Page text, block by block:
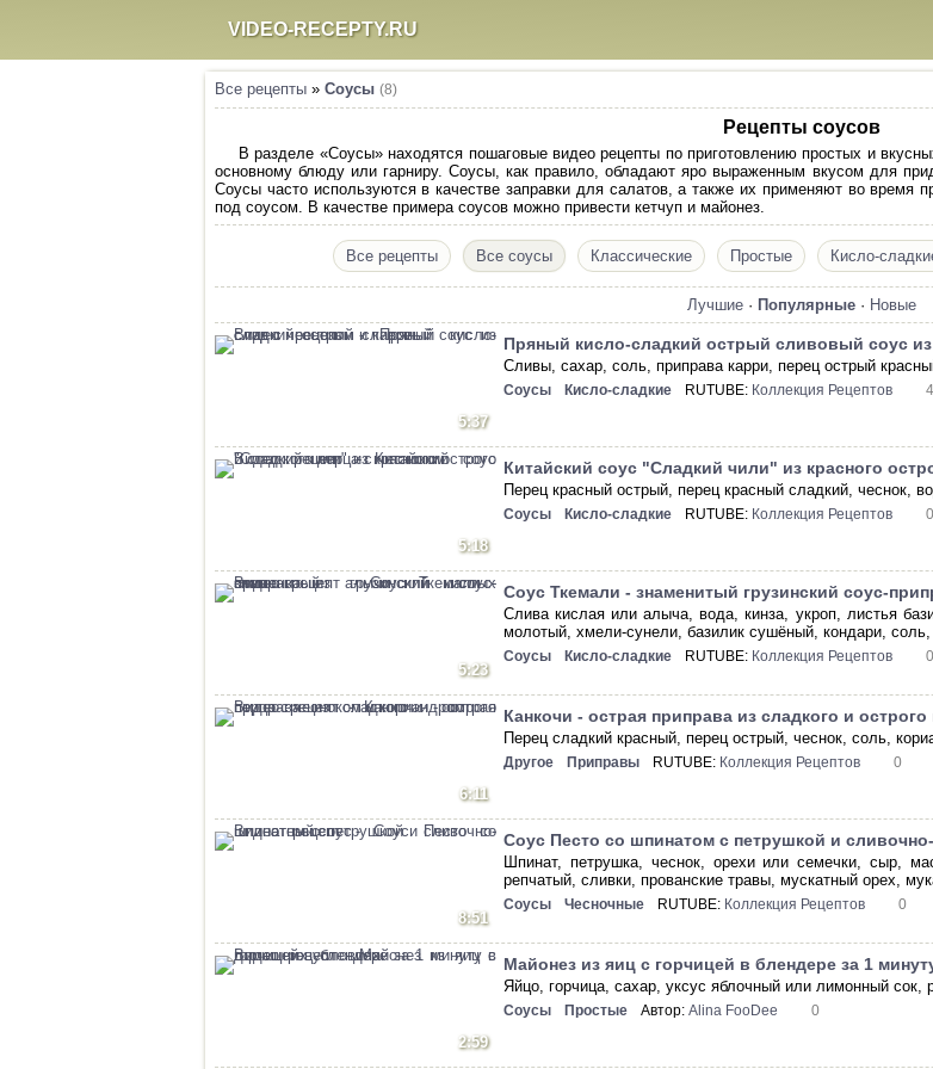
VIDEO-RECEPTY.RU
Все рецепты » Соусы (8)
Рецепты соусов
В разделе «Соусы» находятся пошаговые видео рецепты по приготовлению простых и
основному блюду или гарниру. Соусы, как правило, обладают яро выраженным вкусом для
Соусы часто используются в качестве заправки для салатов, а также их применяют во время
под соусом. В качестве примера соусов можно привести кетчуп и майонез.
Все рецепты Все соусы Классические Простые Кисло-
Лучшие · Популярные · Новые
5:37
Пряный кисло-сладкий острый сливовый соус
Сливы, сахар, соль, приправа карри, перец острый
Соусы Кисло-сладкие RUTUBE: Коллекция Рецептов 4
5:18
Китайский соус "Сладкий чили" из красного
Перец красный острый, перец красный сладкий, чеснок,
Соусы Кисло-сладкие RUTUBE: Коллекция Рецептов 0
5:23
Соус Ткемали - знаменитый грузинский соус-
Слива кислая или алыча, вода, кинза, укроп, листья
молотый, хмели-сунели, базилик сушёный, кондари, соль,
Соусы Кисло-сладкие RUTUBE: Коллекция Рецептов 0
6:11
Канкочи - острая приправа из сладкого и
Перец сладкий красный, перец острый, чеснок, соль,
Другое Приправы RUTUBE: Коллекция Рецептов 0
8:51
Соус Песто со шпинатом с петрушкой и
Шпинат, петрушка, чеснок, орехи или семечки, сыр,
репчатый, сливки, прованские травы, мускатный орех,
Соусы Чесночные RUTUBE: Коллекция Рецептов 0
2:59
Майонез из яиц с горчицей в блендере за 1
Яйцо, горчица, сахар, уксус яблочный или лимонный сок,
Соусы Простые Автор:Alina FooDee 0